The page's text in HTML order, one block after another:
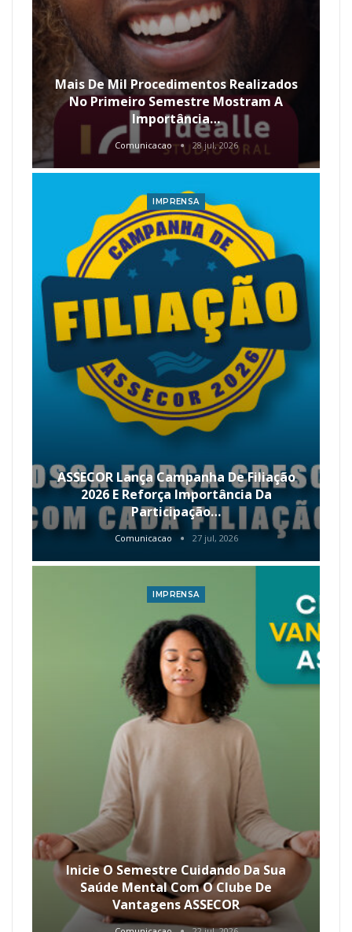
Mais De Mil Procedimentos Realizados
No Primeiro Semestre Mostram A
Importância…
Comunicacao 28 jul, 2026
IMPRENSA
ASSECOR Lança Campanha De Filiação
2026 E Reforça Importância Da
Participação…
Comunicacao 27 jul, 2026
IMPRENSA
Inicie O Semestre Cuidando Da Sua
Saúde Mental Com O Clube De
Vantagens ASSECOR